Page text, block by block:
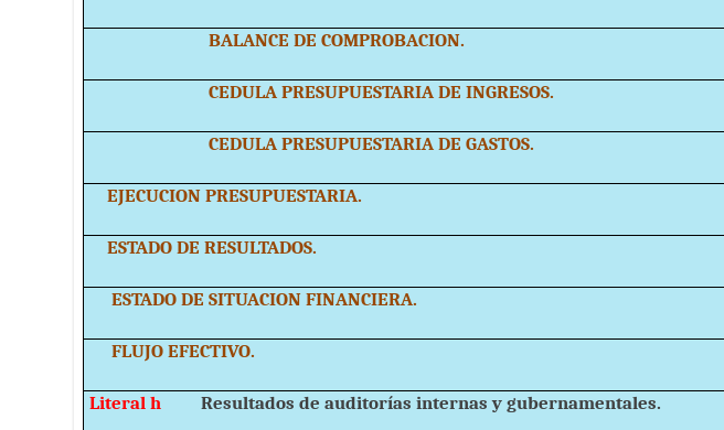
BALANCE DE COMPROBACION.
CEDULA PRESUPUESTARIA DE INGRESOS.
CEDULA PRESUPUESTARIA DE GASTOS.
EJECUCION PRESUPUESTARIA.
ESTADO DE RESULTADOS.
ESTADO DE SITUACION FINANCIERA.
FLUJO EFECTIVO.
Literal h Resultados de auditorías internas y gubernamentales.